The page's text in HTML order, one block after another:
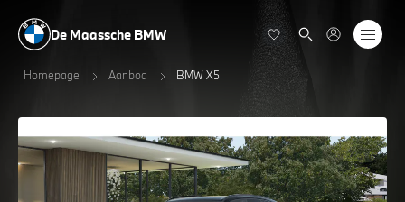
De Maassche BMW
Homepage Aanbod BMW X5